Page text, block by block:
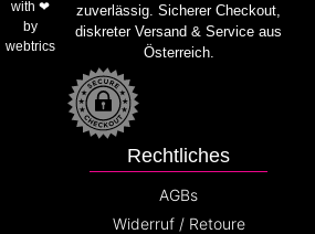
zuverlässig. Sicherer Checkout,
diskreter Versand & Service aus
Österreich.
Rechtliches
AGBs
Widerruf / Retoure
with ❤
by
webtrics